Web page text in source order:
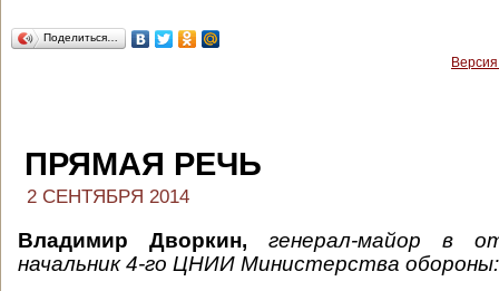
Поделиться…
ПРЯМАЯ РЕЧЬ
2 СЕНТЯБРЯ 2014
Владимир Дворкин,
генерал-майор в
начальник 4-го ЦНИИ Министерства обороны: